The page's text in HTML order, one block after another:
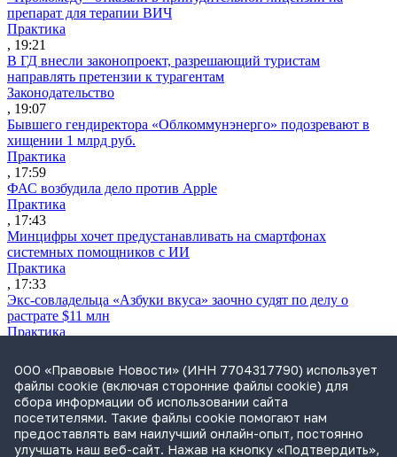
препарат для терапии ВИЧ
Практика
, 19:21
В ГД внесли законопроект, разрешающий туристам
направлять претензии к турагентам
Законодательство
, 19:07
Бывшего гендиректора «Облкоммунэнерго» подозревают в
хищении 1 млрд руб.
Практика
, 17:59
ФАС возбудила дело против Apple
Практика
, 17:43
Минцифры хочет предустанавливать на смартфонах
системных помощников с ИИ
Практика
, 17:33
Экс-совладельца «Азбуки вкуса» заочно судят по делу о
растрате $11 млн
Практика
Суд не признал решение SCC по взысканию с российской
компании
Международная практика
, 17:01
Дроны могут начать применять для фиксации нарушений
ПДД
ООО «Правовые Новости» (ИНН 7704317790) использует
файлы cookie (включая сторонние файлы cookie) для
сбора информации об использовании сайта
посетителями. Такие файлы cookie помогают нам
предоставлять вам наилучший онлайн-опыт, постоянно
улучшать наш веб-сайт. Нажав на кнопку «Подтвердить»,